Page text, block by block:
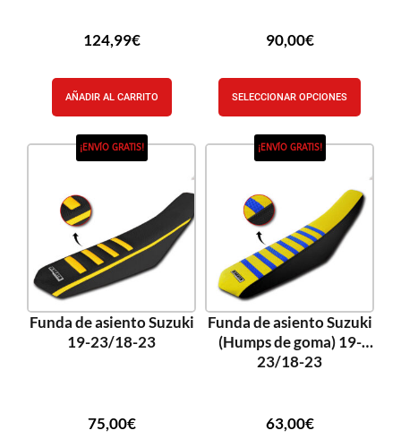
124,99€
AÑADIR AL CARRITO
90,00€
SELECCIONAR OPCIONES
¡ENVÍO GRATIS!
Funda de asiento Suzuki
19-23/18-23
75,00€
¡ENVÍO GRATIS!
Funda de asiento Suzuki
(Humps de goma) 19-
23/18-23
63,00€